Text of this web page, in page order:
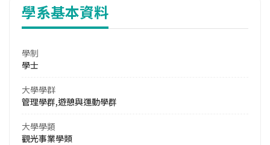
學系基本資料
學制
學士
大學學群
管理學群,遊憩與運動學群
大學學類
觀光事業學類